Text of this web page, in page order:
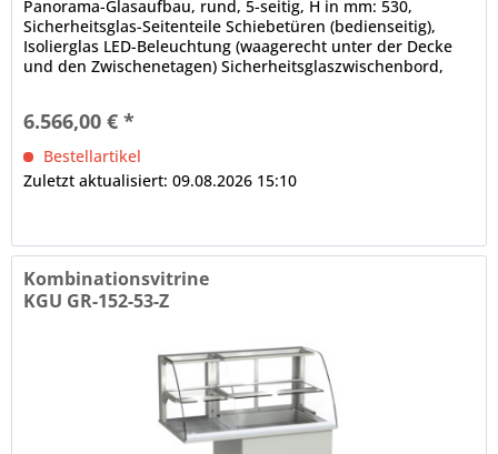
Panorama-Glasaufbau, rund, 5-seitig, H in mm: 530,
Sicherheitsglas-Seitenteile Schiebetüren (bedienseitig),
Isolierglas LED-Beleuchtung (waagerecht unter der Decke
und den Zwischenetagen) Sicherheitsglaszwischenbord,
offen elektronische Steuerung Digitalanzeige,...
6.566,00 € *
Bestellartikel
Zuletzt aktualisiert: 09.08.2026 15:10
Kombinationsvitrine
KGU GR-152-53-Z